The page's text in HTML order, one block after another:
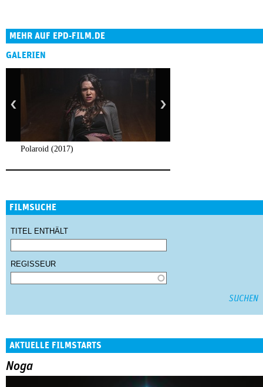
MEHR AUF EPD-FILM.DE
GALERIEN
Polaroid (2017)
FILMSUCHE
TITEL ENTHÄLT
REGISSEUR
AKTUELLE FILMSTARTS
Noga